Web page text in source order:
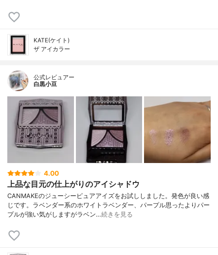
KATE(ケイト)
ザ アイカラー
公式レビュアー
白黒小豆
4.00
上品な目元の仕上がりのアイシャドウ
CANMAKEのジューシーピュアアイズをお試ししました。発色が良い感
じです。ラベンダー系のホワイトラベンダー、パープル思ったよりパー
プルが強い気がしますがラベン…続きを見る